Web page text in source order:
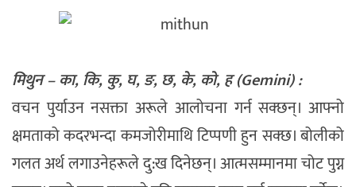
मिथुन – का, कि, कु, घ, ङ, छ, के, को, ह (Gemini) :
वचन पुर्याउन नसक्ता अरूले आलोचना गर्न सक्छन्। आफ्नो
क्षमताको कदरभन्दा कमजोरीमाथि टिप्पणी हुन सक्छ। बोलीको
गलत अर्थ लगाउनेहरूले दु:ख दिनेछन्। आत्मसम्मानमा चोट पुग्न